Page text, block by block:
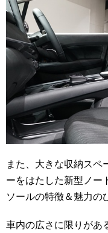
また、大きな収納スペ
ーをはたした新型ノー
ソールの特徴＆魅力の
車内の広さに限りがあ